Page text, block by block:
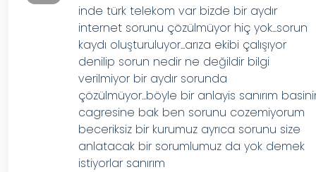
inde türk telekom var bizde bir aydır
internet sorunu çözülmüyor hiç yok...sorun
kaydı oluşturuluyor...arıza ekibi çalışıyor
denilip sorun nedir ne değildir bilgi
verilmiyor bir aydır sorunda
çözülmüyor...böyle bir anlayis sanırım
cagresine bak ben sorunu cozemiyorum
beceriksiz bir kurumuz ayrıca sorunu size
anlatacak bir sorumlumuz da yok demek
istiyorlar sanırım